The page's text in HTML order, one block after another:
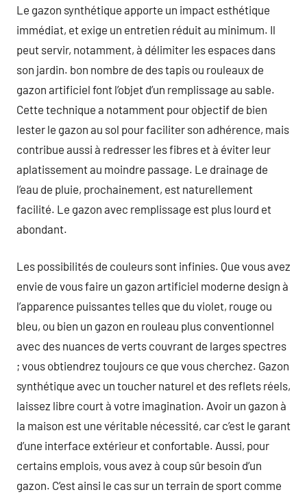
Le gazon synthétique apporte un impact esthétique
immédiat, et exige un entretien réduit au minimum. Il
peut servir, notamment, à délimiter les espaces dans
son jardin. bon nombre de des tapis ou rouleaux de
gazon artificiel font l’objet d’un remplissage au sable.
Cette technique a notamment pour objectif de bien
lester le gazon au sol pour faciliter son adhérence, mais
contribue aussi à redresser les fibres et à éviter leur
aplatissement au moindre passage. Le drainage de
l’eau de pluie, prochainement, est naturellement
facilité. Le gazon avec remplissage est plus lourd et
abondant.
Les possibilités de couleurs sont infinies. Que vous avez
envie de vous faire un gazon artificiel moderne design à
l’apparence puissantes telles que du violet, rouge ou
bleu, ou bien un gazon en rouleau plus conventionnel
avec des nuances de verts couvrant de larges spectres
; vous obtiendrez toujours ce que vous cherchez. Gazon
synthétique avec un toucher naturel et des reflets réels,
laissez libre court à votre imagination. Avoir un gazon à
la maison est une véritable nécessité, car c’est le garant
d’une interface extérieur et confortable. Aussi, pour
certains emplois, vous avez à coup sûr besoin d’un
gazon. C’est ainsi le cas sur un terrain de sport comme